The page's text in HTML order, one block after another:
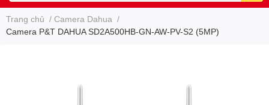
Trang chủ / Camera Dahua /
Camera P&T DAHUA SD2A500HB-GN-AW-PV-S2 (5MP)